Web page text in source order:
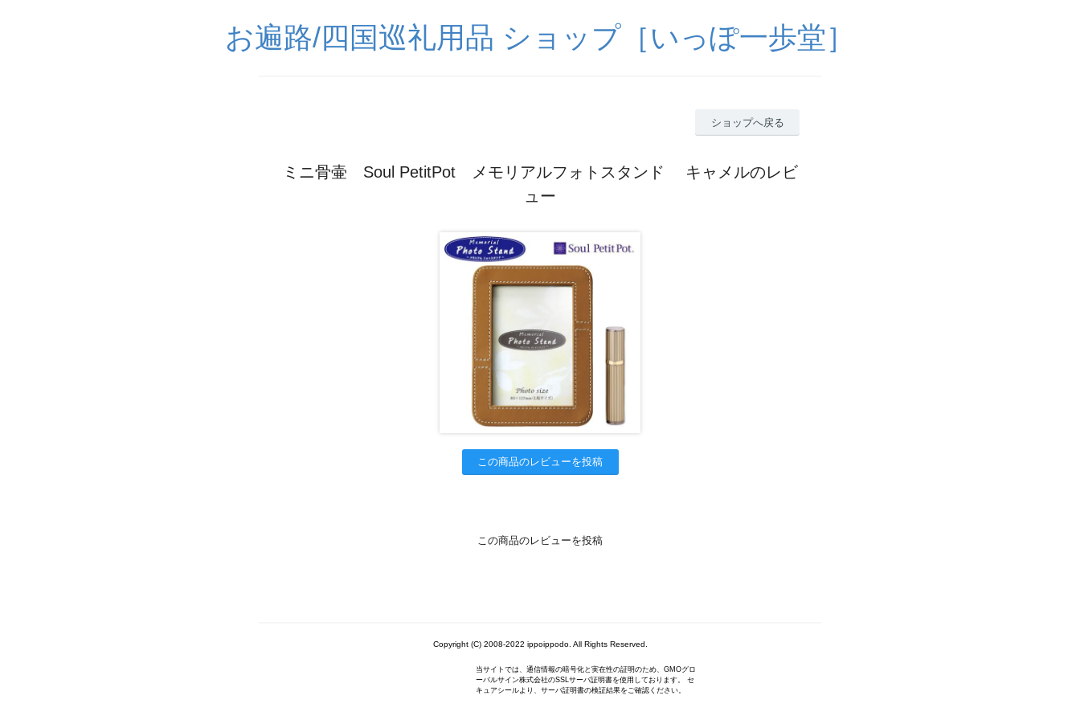
お遍路/四国巡礼用品 ショップ［いっぽ一歩堂］
ショップへ戻る
ミニ骨壷 Soul PetitPot メモリアルフォトスタンド キャメルのレビ
ュー
この商品のレビューを投稿
この商品のレビューを投稿
Copyright (C) 2008-2022 ippoippodo. All Rights Reserved.
当サイトでは、通信情報の暗号化と実在性の証明のため、GMOグロ
ーバルサイン株式会社のSSLサーバ証明書を使用しております。 セ
キュアシールより、サーバ証明書の検証結果をご確認ください。